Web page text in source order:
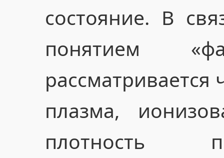
состояние. В
понятием
рассматривается
плазма,
плотность